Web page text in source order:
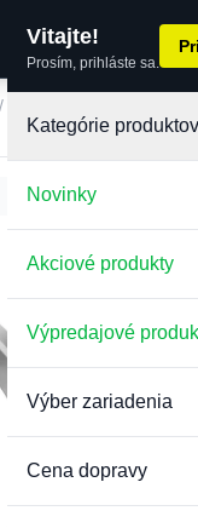
Vitajte!
Prosím, prihláste sa.
Kategórie produktov
Novinky
Akciové produkty
Výpredajové
Výber zariadenia
Cena dopravy